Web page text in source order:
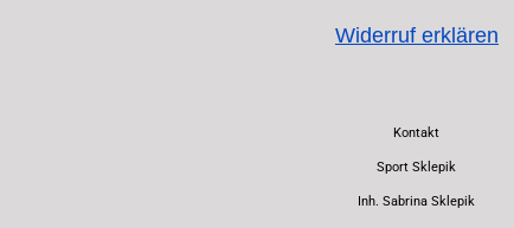
Widerruf erklären
Kontakt
Sport Sklepik
Inh. Sabrina Sklepik